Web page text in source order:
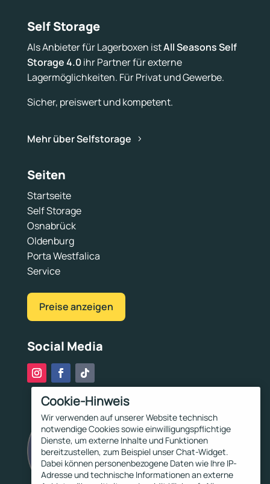
Self Storage
Als Anbieter für Lagerboxen istAll Seasons Self
Storage 4.0ihr Partner für externe
Lagermöglichkeiten. Für Privat und Gewerbe.
Sicher, preiswert und kompetent.
Mehr über Selfstorage
Seiten
Startseite
Self Storage
Osnabrück
Oldenburg
Porta Westfalica
Service
Preise anzeigen
Social Media
Cookie-Hinweis
Wir verwenden auf unserer Website technisch
notwendige Cookies sowie einwilligungspflichtige
Dienste, um externe Inhalte und Funktionen
bereitzustellen, zum Beispiel unser Chat-Widget.
Dabei können personenbezogene Daten wie Ihre IP-
Adresse und technische Informationen an externe